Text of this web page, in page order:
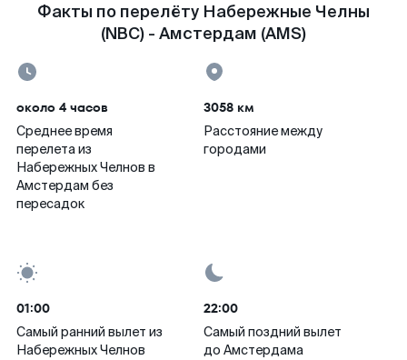
Факты по перелёту Набережные Челны
(NBC) - Амстердам (AMS)
около 4 часов
Среднее время
перелета из
Набережных Челнов в
Амстердам без
пересадок
3058 км
Расстояние между
городами
01:00
Самый ранний вылет из
Набережных Челнов
22:00
Самый поздний вылет
до Амстердама